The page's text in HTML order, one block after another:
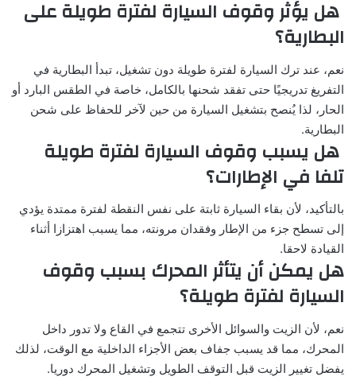
هل يؤثر وقوف السيارة لفترة طويلة على
البطارية؟
نعم، عند ترك السيارة لفترة طويلة دون تشغيل، تبدأ البطارية في
التفريغ تدريجيًا حتى تفقد شحنها بالكامل، خاصة في الطقس البارد أو
الحار، لذا يُنصح بتشغيل السيارة من حين لآخر للحفاظ على شحن
البطارية.
هل يسبب وقوف السيارة لفترة طويلة
تلفا في الإطارات؟
بالتأكيد، لأن بقاء السيارة ثابتة على نفس النقطة لفترة ممتدة يؤدي
إلى تسطح جزء من الإطار وفقدان مرونته، مما يسبب اهتزازا أثناء
القيادة لاحقا.
هل يمكن أن يتأثر المحرك بسبب وقوف
السيارة لفترة طويلة؟
نعم، لأن الزيت والسوائل الأخرى تتجمع في القاع ولا تدور داخل
المحرك، مما قد يسبب جفاف بعض الأجزاء الداخلية مع الوقت، لذلك
يفضل تغيير الزيت قبل التوقف الطويل وتشغيل المحرك دوريا.